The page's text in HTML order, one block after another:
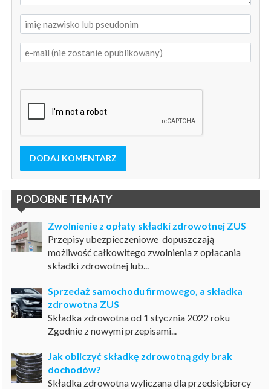
DODAJ KOMENTARZ
PODOBNE TEMATY
Zwolnienie z opłaty składki zdrowotnej ZUS
Przepisy ubezpieczeniowe dopuszczają
możliwość całkowitego zwolnienia z opłacania
składki zdrowotnej lub...
Sprzedaż samochodu firmowego, a składka
zdrowotna ZUS
Składka zdrowotna od 1 stycznia 2022 roku
Zgodnie z nowymi przepisami...
Jak obliczyć składkę zdrowotną gdy brak
dochodów?
Składka zdrowotna wyliczana dla przedsiębiorcy